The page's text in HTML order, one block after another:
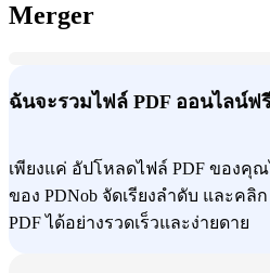
Merger
ฉันจะรวมไฟล์ PDF ออนไลน์ฟ
เพียงแค่ อัปโหลดไฟล์ PDF ของคุ
ของ PDNob จัดเรียงลำดับ และคลิ
PDF ได้อย่างรวดเร็วและง่ายดาย